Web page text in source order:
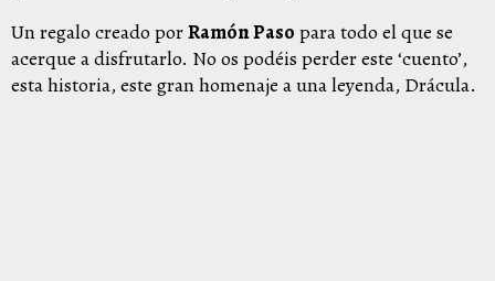
Un regalo creado porRamón Paso para todo el que se
acerque a disfrutarlo. No os podéis perder este ‘cuento’,
esta historia, este gran homenaje a una leyenda, Drácula.